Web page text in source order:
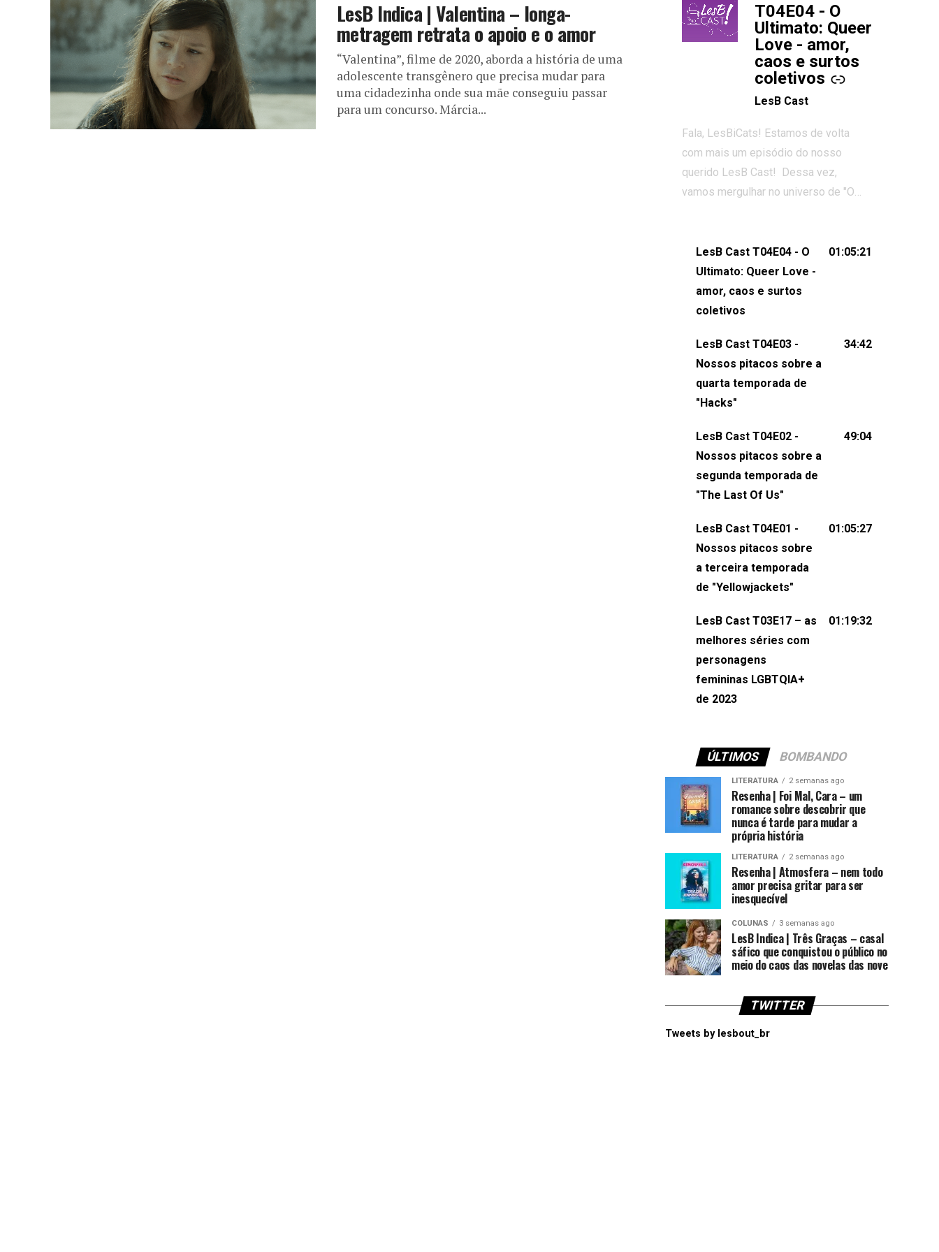
LesB Indica | Valentina – longa-
metragem retrata o apoio e o amor
“Valentina”, filme de 2020, aborda a história de uma
adolescente transgênero que precisa mudar para
uma cidadezinha onde sua mãe conseguiu passar
para um concurso. Márcia...
T04E04 - O
Ultimato: Queer
Love - amor,
caos e surtos
coletivos
LesB Cast
Fala, LesBiCats! Estamos de volta
com mais um episódio do nosso
querido LesB Cast! Dessa vez,
vamos mergulhar no universo de "O
e levantou debates intensos sobre
relacionamentos queer. Vem com a
gente comentar os melhores
momentos, as maiores confusões e,
pensar (e rir) sobre amor sáfico!Você
também pode participar dessa
conversa mandando sugestões de
pauta, comentários, perguntas ou
e-mail para podcast@lesbout.com.br. E
não esqueça de visitar nosso site e
sociais:Twitter: ⁠⁠⁠⁠@lesbout_br⁠⁠⁠⁠ Instagram:
do LesB Cast:Apresentação de
Karolen Passos
(⁠⁠⁠⁠⁠⁠@KarolenPassos⁠⁠⁠⁠⁠⁠)Participação de
Pollyelly FlorêncioEdição de Naiady
Machado
LesB Cast T04E04 - O
Ultimato: Queer Love -
amor, caos e surtos
coletivos
01:05:21
LesB Cast T04E03 -
Nossos pitacos sobre a
quarta temporada de
"Hacks"
34:42
LesB Cast T04E02 -
Nossos pitacos sobre a
segunda temporada de
"The Last Of Us"
49:04
LesB Cast T04E01 -
Nossos pitacos sobre
a terceira temporada
de "Yellowjackets"
01:05:27
LesB Cast T03E17 – as
melhores séries com
personagens
femininas LGBTQIA+
de 2023
01:19:32
ÚLTIMOS BOMBANDO
LITERATURA 2 semanas ago
Resenha | Foi Mal, Cara – um
romance sobre descobrir que
nunca é tarde para mudar a
própria história
LITERATURA 2 semanas ago
Resenha | Atmosfera – nem todo
amor precisa gritar para ser
inesquecível
COLUNAS 3 semanas ago
LesB Indica | Três Graças – casal
sáfico que conquistou o público no
meio do caos das novelas das nove
TWITTER
Tweets by lesbout_br